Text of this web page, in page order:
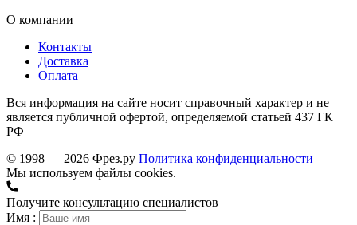
О компании
Контакты
Доставка
Оплата
Вся информация на сайте носит справочный характер и не
является публичной офертой, определяемой статьей 437 ГК
РФ
© 1998 — 2026 Фрез.ру Политика конфиденциальности
Мы используем файлы cookies.
Получите консультацию специалистов
Имя :